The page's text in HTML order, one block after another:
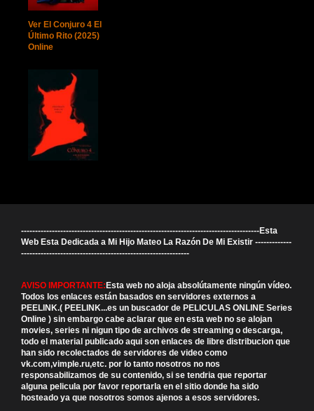
Ver El Conjuro 4 El
Último Rito (2025)
Online
-------------------------------------------------------------------------------------Esta
Web Esta Dedicada a Mi Hijo Mateo La Razón De Mi Existir -------------
------------------------------------------------------------
AVISO IMPORTANTE: Esta web no aloja absolútamente ningún vídeo.
Todos los enlaces están basados en servidores externos a
PEELINK.( PEELINK...es un buscador de PELICULAS ONLINE Series
Online ) sin embargo cabe aclarar que en esta web no se alojan
movies, series ni nigun tipo de archivos de streaming o descarga,
todo el material publicado aqui son enlaces de libre distribucion que
han sido recolectados de servidores de video como
vk.com,vimple.ru,etc. por lo tanto nosotros no nos
responsabilizamos de su contenido, si se tendria que reportar
alguna pelicula por favor reportarla en el sitio donde ha sido
hosteado ya que nosotros somos ajenos a esos servidores.